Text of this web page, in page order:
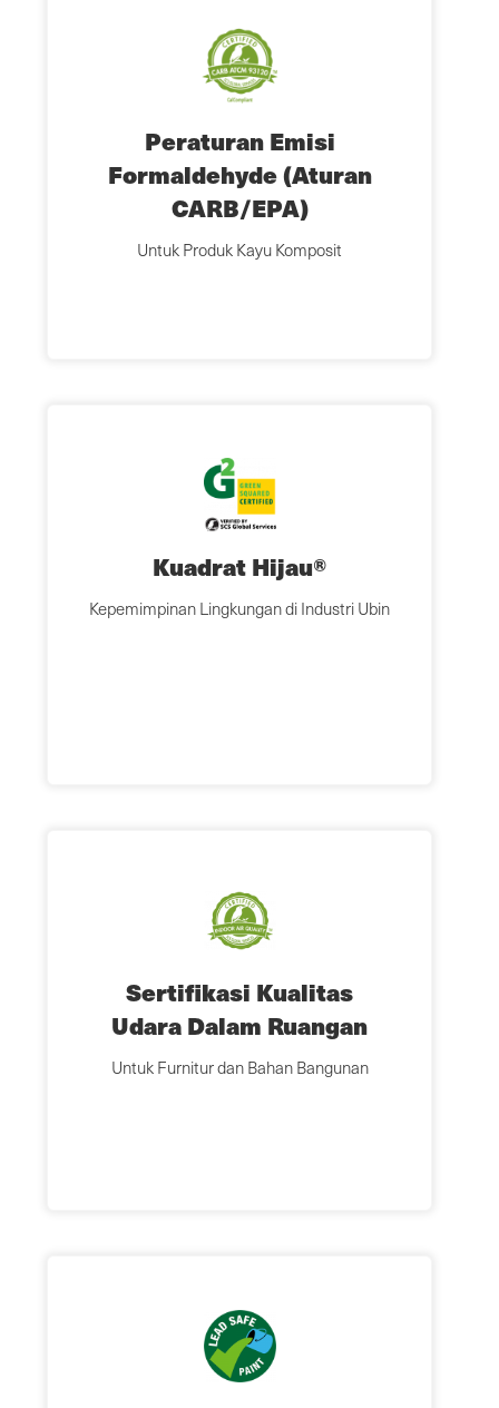
Peraturan Emisi
Formaldehyde (Aturan
CARB/EPA)
Untuk Produk Kayu Komposit
Kuadrat Hijau®
Kepemimpinan Lingkungan di Industri Ubin
Sertifikasi Kualitas
Udara Dalam Ruangan
Untuk Furnitur dan Bahan Bangunan